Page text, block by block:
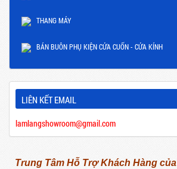
THANG MÁY
BÁN BUÔN PHỤ KIỆN CỬA CUỐN - CỬA KÍNH
LIÊN KẾT EMAIL
lamlangshowroom@gmail.com
Trung Tâm Hỗ Trợ Khách Hàng của